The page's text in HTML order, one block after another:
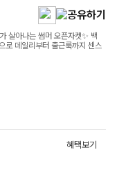
살아나는 썸머 오픈자켓✨ 백
로 데일리부터 출근룩까지 센스
혜택보기